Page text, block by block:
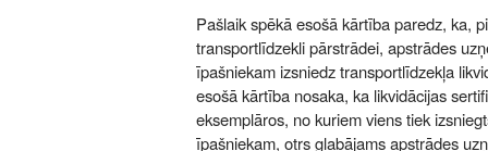
Pašlaik spēkā esošā kārtība paredz, ka,
transportlīdzekli pārstrādei, apstrādes
īpašniekam izsniedz transportlīdzekļa
esošā kārtība nosaka, ka likvidācijas
eksemplāros, no kuriem viens tiek
īpašniekam, otrs glabājams apstrādes